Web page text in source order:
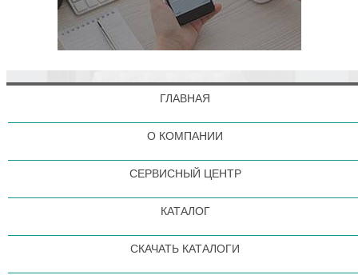
ГЛАВНАЯ
О КОМПАНИИ
СЕРВИСНЫЙ ЦЕНТР
КАТАЛОГ
СКАЧАТЬ КАТАЛОГИ